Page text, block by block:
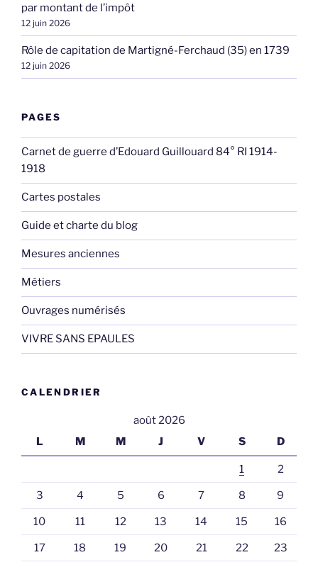
par montant de l’impôt
12 juin 2026
Rôle de capitation de Martigné-Ferchaud (35) en 1739
12 juin 2026
PAGES
Carnet de guerre d’Edouard Guillouard 84° RI 1914-
1918
Cartes postales
Guide et charte du blog
Mesures anciennes
Métiers
Ouvrages numérisés
VIVRE SANS EPAULES
CALENDRIER
août 2026
L
M M J V S D
1 2
3 4 5 6 7 8 9
10 11 12 13 14 15 16
17 18 19 20 21 22 23